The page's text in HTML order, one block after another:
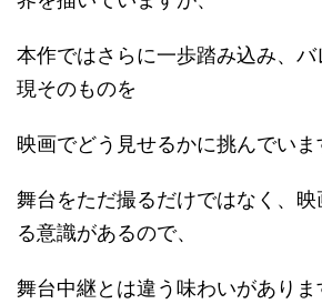
本作ではさらに一歩踏み込み、
現そのものを
映画でどう見せるかに挑んでいま
舞台をただ撮るだけではなく、
る意識があるので、
舞台中継とは違う味わいがありま